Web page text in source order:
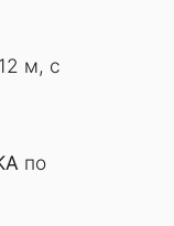
м, с
по